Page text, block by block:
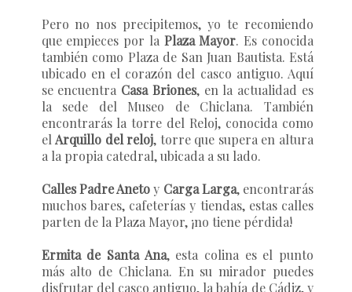
Pero no nos precipitemos, yo te recomiendo
que empieces por la Plaza Mayor. Es conocida
también como Plaza de San Juan Bautista. Está
ubicado en el corazón del casco antiguo. Aquí
se encuentra Casa Briones, en la actualidad es
la sede del Museo de Chiclana. También
encontrarás la torre del Reloj, conocida como
elArquillo del reloj, torre que supera en altura
a la propia catedral, ubicada a su lado.
Calles Padre Anetoy Carga Larga, encontrarás
muchos bares, cafeterías y tiendas, estas calles
parten de la Plaza Mayor, ¡no tiene pérdida!
Ermita de Santa Ana, esta colina es el punto
más alto de Chiclana. En su mirador puedes
disfrutar del casco antiguo, la bahía de Cádiz, y